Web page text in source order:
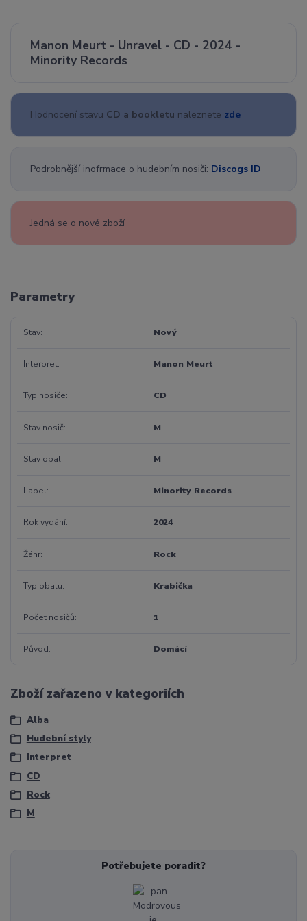
Manon Meurt - Unravel - CD - 2024 -
Minority Records
Hodnocení stavu CD a bookletu naleznete zde
Podrobnější inofrmace o hudebním nosiči: Discogs ID
Jedná se o nové zboží
Parametry
Stav Nový
Interpret Manon Meurt
Typ nosiče CD
Stav nosič M
Stav obal M
Label Minority Records
Rok vydání 2024
Žánr Rock
Typ obalu Krabička
Počet nosičů 1
Původ Domácí
Zboží zařazeno v kategoriích
Alba
Hudební styly
Interpret
CD
Rock
M
Potřebujete poradit?